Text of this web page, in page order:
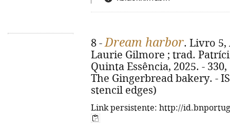
8 -Dream harbor. Livro 5,
Laurie Gilmore ; trad.
Quinta Essência, 2025. -
The Gingerbread bakery. -
stencil edges)
Link persistente: http://